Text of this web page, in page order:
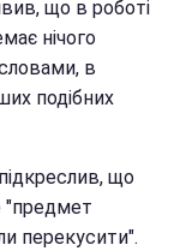
що в роботі
нічого
в
подібних
що
"предмет
перекусити".